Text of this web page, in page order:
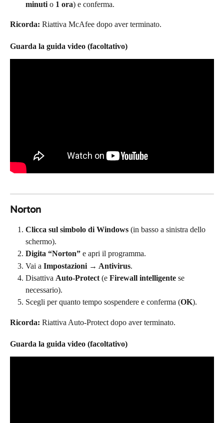
minuti o 1 ora) e conferma.
Ricorda: Riattiva McAfee dopo aver terminato.
Guarda la guida video (facoltativo)
Norton
Clicca sul simbolo di Windows (in basso a sinistra dello
schermo).
Digita “Norton” e apri il programma.
Vai a Impostazioni → Antivirus.
Disattiva Auto-Protect (e Firewall intelligente se
necessario).
Scegli per quanto tempo sospendere e conferma (OK).
Ricorda: Riattiva Auto-Protect dopo aver terminato.
Guarda la guida video (facoltativo)